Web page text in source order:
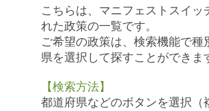
こちらは、マニフェストスイッ
れた政策の一覧です。
ご希望の政策は、検索機能で種
県を選択して探すことができま
【検索方法】
都道府県などのボタンを選択（